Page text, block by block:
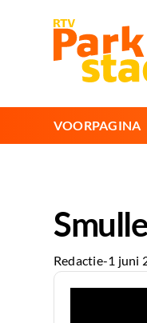
VOORPAGINA
Redactie-1 juni